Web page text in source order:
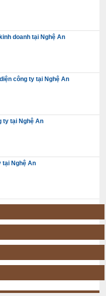
doanh tại Nghệ An
công ty tại Nghệ An
ty tại Nghệ An
tại Nghệ An